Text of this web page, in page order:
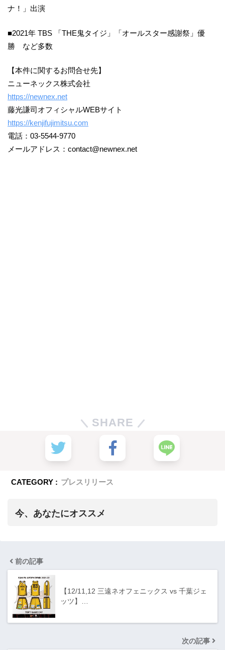
ナ！」出演
■2021年 TBS 「THE鬼タイジ」「オールスター感謝祭」優
勝 など多数
【本件に関するお問合せ先】
ニューネックス株式会社
https://newnex.net
藤光謙司オフィシャルWEBサイト
https://kenjifujimitsu.com
電話：03-5544-9770
メールアドレス：contact@newnex.net
SHARE
CATEGORY : プレスリリース
今、あなたにオススメ
前の記事
【12/11,12 三遠ネオフェニックス vs 千葉ジェ
ッツ】…
次の記事